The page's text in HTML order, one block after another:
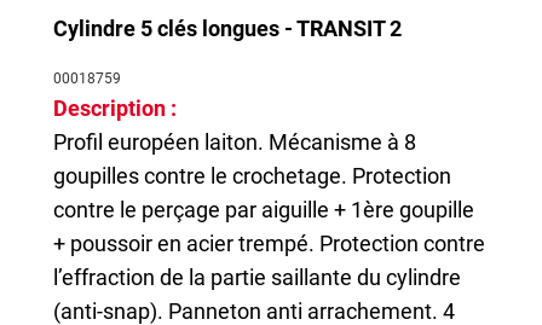
Cylindre 5 clés longues - TRANSIT 2
00018759
Description :
Profil européen laiton. Mécanisme à 8
goupilles contre le crochetage. Protection
contre le perçage par aiguille + 1ère goupille
+ poussoir en acier trempé. Protection contre
l’effraction de la partie saillante du cylindre
(anti-snap). Panneton anti arrachement. 4